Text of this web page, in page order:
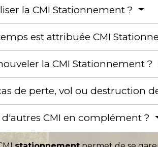
la CMI Stationnement ?
est attribuée CMI
la CMI Stationnement ?
de perte, vol ou destruction
CMI en complément ?